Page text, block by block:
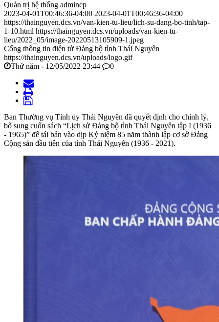
Quản trị hệ thống admincp
2023-04-01T00:46:36-04:00 2023-04-01T00:46:36-04:00
https://thainguyen.dcs.vn/van-kien-tu-lieu/lich-su-dang-bo-tinh/tap-
1-10.html https://thainguyen.dcs.vn/uploads/van-kien-tu-
lieu/2022_05/image-20220513105909-1.jpeg
Cổng thông tin điện tử Đảng bộ tỉnh Thái Nguyên
https://thainguyen.dcs.vn/uploads/logo.gif
Thứ năm - 12/05/2022 23:44
0
Ban Thường vụ Tỉnh ủy Thái Nguyên đã quyết định cho chỉnh lý,
bổ sung cuốn sách “Lịch sử Đảng bộ tỉnh Thái Nguyên tập I (1936
- 1965)” để tái bản vào dịp Kỷ niệm 85 năm thành lập cơ sở Đảng
Cộng sản đầu tiên của tỉnh Thái Nguyên (1936 - 2021).